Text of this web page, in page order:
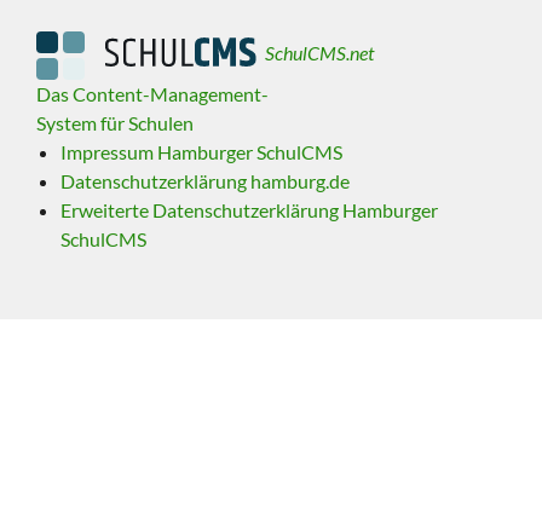
SchulCMS.net
Das Content-Management-
System für Schulen
Impressum Hamburger SchulCMS
Datenschutzerklärung hamburg.de
Erweiterte Datenschutzerklärung Hamburger
SchulCMS